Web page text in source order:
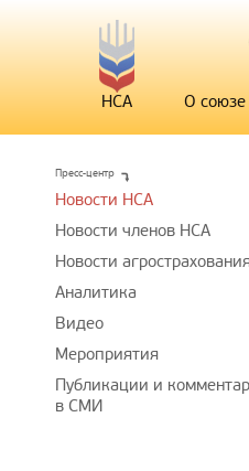
НСА О союзе
Пресс-центр
Новости НСА
Новости членов НСА
Новости
Аналитика
Видео
Мероприятия
Публикации и
в СМИ